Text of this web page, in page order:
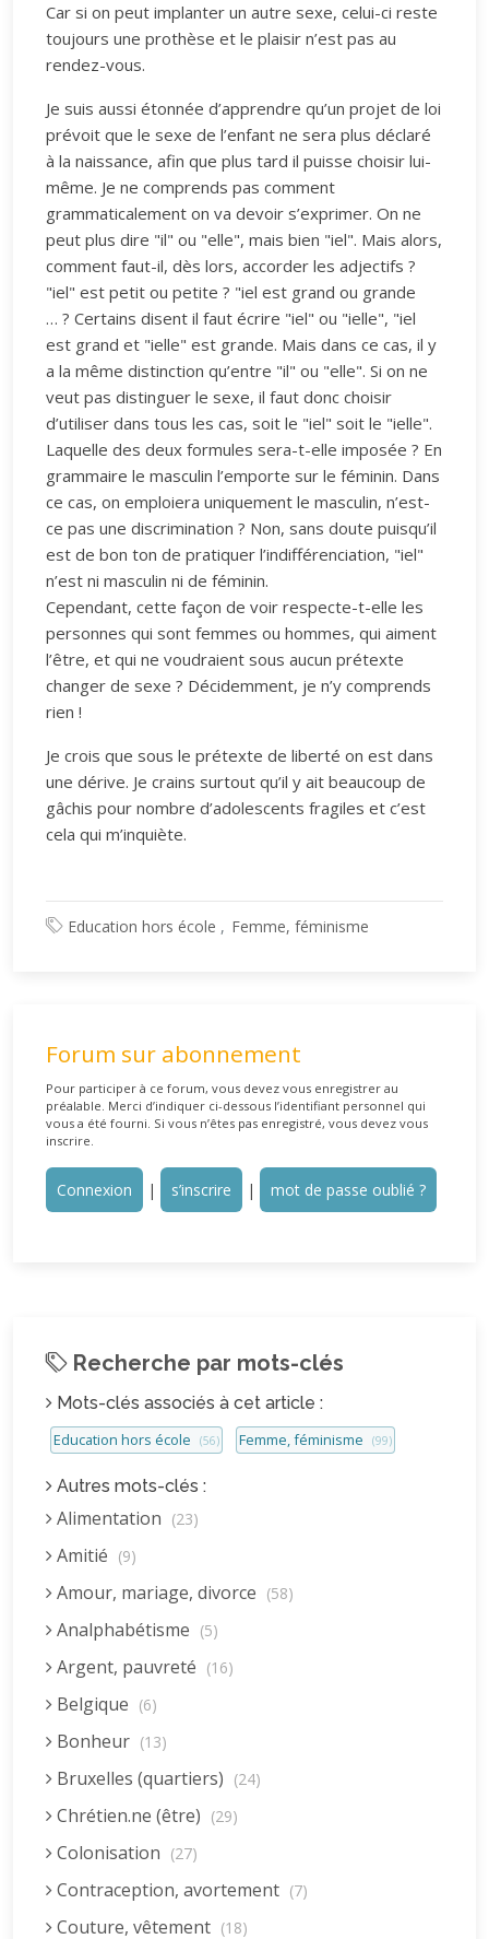
Car si on peut implanter un autre sexe, celui-ci reste
toujours une prothèse et le plaisir n’est pas au
rendez-vous.
Je suis aussi étonnée d’apprendre qu’un projet de loi
prévoit que le sexe de l’enfant ne sera plus déclaré
à la naissance, afin que plus tard il puisse choisir lui-
même. Je ne comprends pas comment
grammaticalement on va devoir s’exprimer. On ne
peut plus dire "il" ou "elle", mais bien "iel". Mais alors,
comment faut-il, dès lors, accorder les adjectifs ?
"iel" est petit ou petite ? "iel est grand ou grande
… ? Certains disent il faut écrire "iel" ou "ielle", "iel
est grand et "ielle" est grande. Mais dans ce cas, il y
a la même distinction qu’entre "il" ou "elle". Si on ne
veut pas distinguer le sexe, il faut donc choisir
d’utiliser dans tous les cas, soit le "iel" soit le "ielle".
Laquelle des deux formules sera-t-elle imposée ? En
grammaire le masculin l’emporte sur le féminin. Dans
ce cas, on emploiera uniquement le masculin, n’est-
ce pas une discrimination ? Non, sans doute puisqu’il
est de bon ton de pratiquer l’indifférenciation, "iel"
n’est ni masculin ni de féminin.
Cependant, cette façon de voir respecte-t-elle les
personnes qui sont femmes ou hommes, qui aiment
l’être, et qui ne voudraient sous aucun prétexte
changer de sexe ? Décidemment, je n’y comprends
rien !
Je crois que sous le prétexte de liberté on est dans
une dérive. Je crains surtout qu’il y ait beaucoup de
gâchis pour nombre d’adolescents fragiles et c’est
cela qui m’inquiète.
Education hors école Femme, féminisme
Forum sur abonnement
Pour participer à ce forum, vous devez vous enregistrer au
préalable. Merci d’indiquer ci-dessous l’identifiant personnel qui
vous a été fourni. Si vous n’êtes pas enregistré, vous devez vous
inscrire.
Connexion | s’inscrire | mot de passe oublié ?
Recherche par mots-clés
Mots-clés associés à cet article :
Education hors école (56) Femme, féminisme (99)
Autres mots-clés :
Alimentation (23)
Amitié (9)
Amour, mariage, divorce (58)
Analphabétisme (5)
Argent, pauvreté (16)
Belgique (6)
Bonheur (13)
Bruxelles (quartiers) (24)
Chrétien.ne (être) (29)
Colonisation (27)
Contraception, avortement (7)
Couture, vêtement (18)